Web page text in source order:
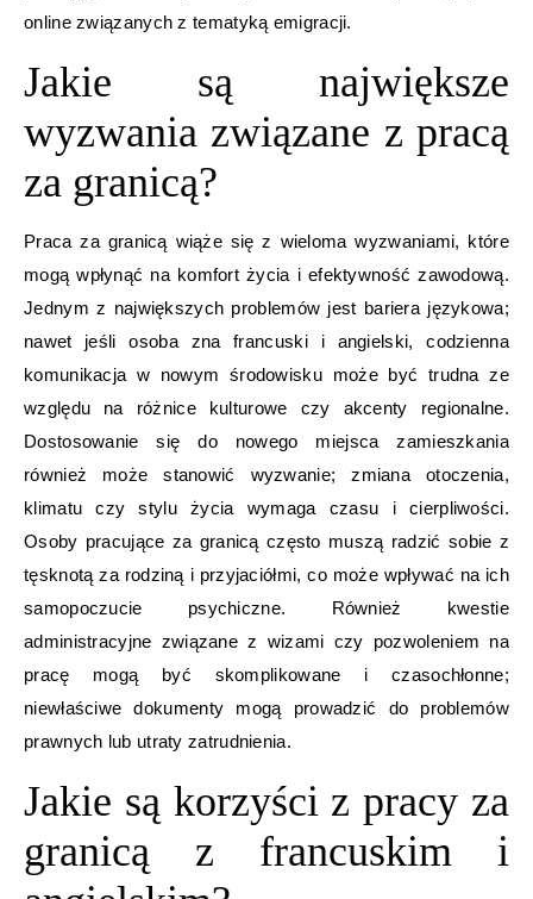
online związanych z tematyką emigracji.
Jakie są największe
wyzwania związane z pracą
za granicą?
Praca za granicą wiąże się z wieloma wyzwaniami, które
mogą wpłynąć na komfort życia i efektywność zawodową.
Jednym z największych problemów jest bariera językowa;
nawet jeśli osoba zna francuski i angielski, codzienna
komunikacja w nowym środowisku może być trudna ze
względu na różnice kulturowe czy akcenty regionalne.
Dostosowanie się do nowego miejsca zamieszkania
również może stanowić wyzwanie; zmiana otoczenia,
klimatu czy stylu życia wymaga czasu i cierpliwości.
Osoby pracujące za granicą często muszą radzić sobie z
tęsknotą za rodziną i przyjaciółmi, co może wpływać na ich
samopoczucie psychiczne. Również kwestie
administracyjne związane z wizami czy pozwoleniem na
pracę mogą być skomplikowane i czasochłonne;
niewłaściwe dokumenty mogą prowadzić do problemów
prawnych lub utraty zatrudnienia.
Jakie są korzyści z pracy za
granicą z francuskim i